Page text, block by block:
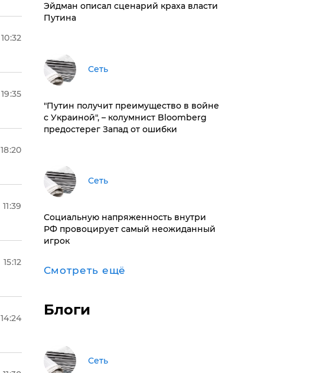
10:32
19:35
18:20
11:39
15:12
14:24
Эйдман описал сценарий краха власти
Путина
Сеть
"Путин получит преимущество в войне
с Украиной", – колумнист Bloomberg
предостерег Запад от ошибки
Сеть
Социальную напряженность внутри
РФ провоцирует самый неожиданный
игрок
Смотреть ещё
Блоги
Сеть